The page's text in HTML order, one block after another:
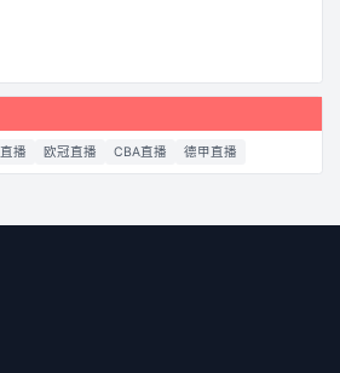
播 欧冠直播 CBA直播 德甲直播